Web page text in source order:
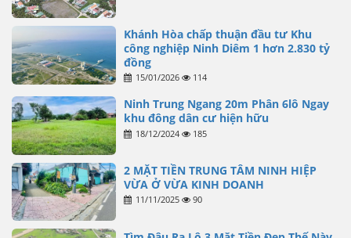
Khánh Hòa chấp thuận đầu tư Khu
công nghiệp Ninh Diêm 1 hơn 2.830 tỷ
đồng
15/01/2026 114
Ninh Trung Ngang 20m Phân 6lô Ngay
khu đông dân cư hiện hữu
18/12/2024 185
2 MẶT TIỀN TRUNG TÂM NINH HIỆP
VỪA Ở VỪA KINH DOANH
11/11/2025 90